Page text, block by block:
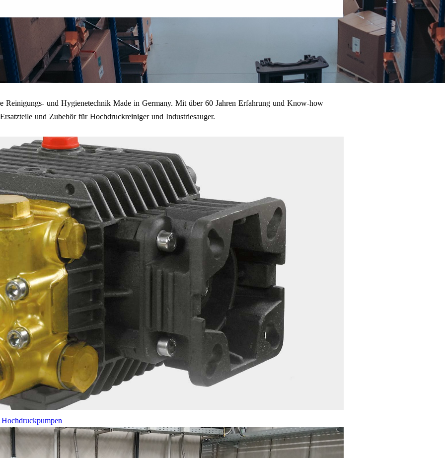
und Hygienetechnik Made in Germany. Mit über 60 Jahren Erfahrung und Know-how
und Zubehör für Hochdruckreiniger und Industriesauger.